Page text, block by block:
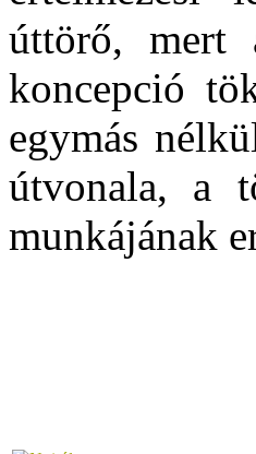
úttörő, mert
koncepció
egymás
útvonala, a
munkájának